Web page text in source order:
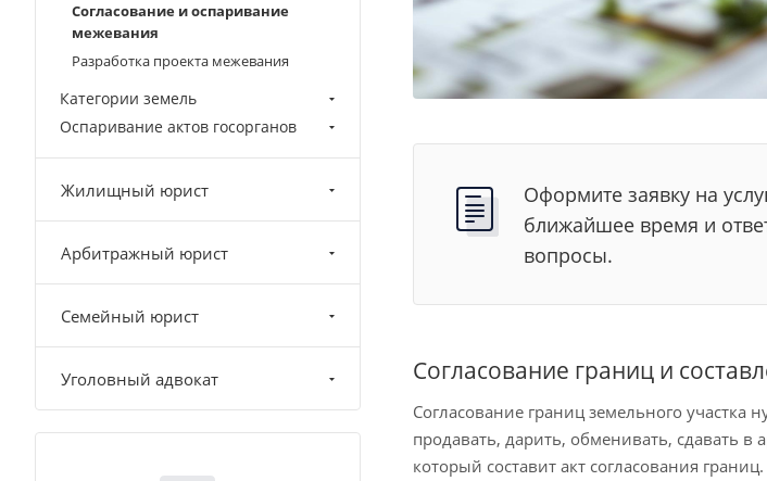
Оформите заявку на
ближайшее время и
вопросы.
Согласование границ и
Согласование границ земельного
продавать, дарить, обменивать, сдавать в
который составит акт согласования
Согласование и оспаривание
межевания
Разработка проекта межевания
Категории земель
Оспаривание актов госорганов
Жилищный юрист
Арбитражный юрист
Семейный юрист
Уголовный адвокат